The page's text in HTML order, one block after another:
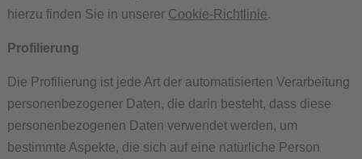
hierzu finden Sie in unserer Cookie-Richtlinie.
Profilierung
Die Profilierung ist jede Art der automatisierten Verarbeitung
personenbezogener Daten, die darin besteht, dass diese
personenbezogenen Daten verwendet werden, um
bestimmte Aspekte, die sich auf eine natürliche Person